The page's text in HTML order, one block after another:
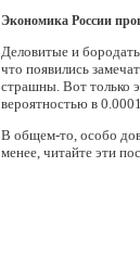
Экономика России
Деловитые и
что появились
страшны. Вот только
вероятностью в
В общем-то, особо
менее, читайте эти